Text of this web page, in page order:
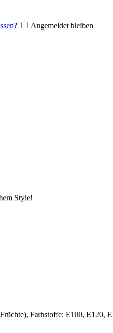
Angemeldet bleiben
Style!
Farbstoffe: E100, E120,